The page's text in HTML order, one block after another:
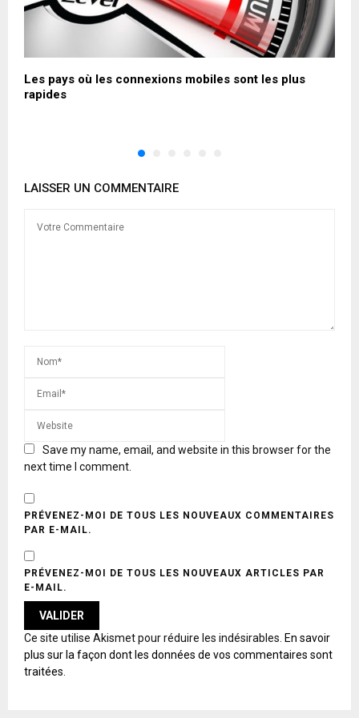
Les pays où les connexions mobiles sont les plus
rapides
LAISSER UN COMMENTAIRE
Save my name, email, and website in this browser for the
next time I comment.
PRÉVENEZ-MOI DE TOUS LES NOUVEAUX COMMENTAIRES
PAR E-MAIL.
PRÉVENEZ-MOI DE TOUS LES NOUVEAUX ARTICLES PAR
E-MAIL.
A
L
T
Ce site utilise Akismet pour réduire les indésirables. En savoir
plus sur la façon dont les données de vos commentaires sont
traitées